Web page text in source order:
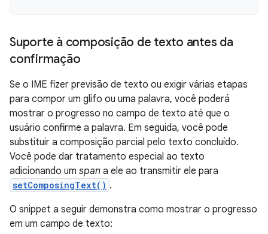
Suporte à composição de texto antes da
confirmação
Se o IME fizer previsão de texto ou exigir várias etapas
para compor um glifo ou uma palavra, você poderá
mostrar o progresso no campo de texto até que o
usuário confirme a palavra. Em seguida, você pode
substituir a composição parcial pelo texto concluído.
Você pode dar tratamento especial ao texto
adicionando um span a ele ao transmitir ele para
setComposingText() .
O snippet a seguir demonstra como mostrar o progresso
em um campo de texto: